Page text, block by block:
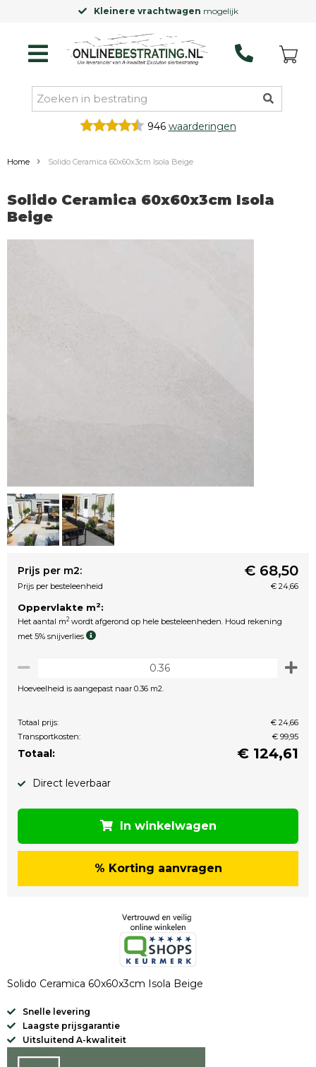
Kleinere vrachtwagen mogelijk
946 waarderingen
Home Solido Ceramica 60x60x3cm Isola Beige
Solido Ceramica 60x60x3cm Isola
Beige
Prijs per m2: € 68,50
Prijs per besteleenheid € 24,66
Oppervlakte m2:
Het aantal m2 wordt afgerond op hele besteleenheden. Houd rekening
met 5% snijverlies
Hoeveelheid is aangepast naar 0.36 m2.
Totaal prijs:
€ 24,66
Transportkosten:
€ 99,95
Totaal: € 124,61
Direct leverbaar
In winkelwagen
% Korting aanvragen
Solido Ceramica 60x60x3cm Isola Beige
Snelle levering
Laagste prijsgarantie
Uitsluitend A-kwaliteit